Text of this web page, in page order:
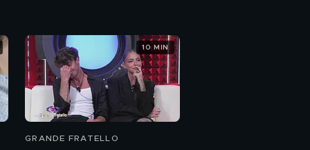
Diego Armando
Maradona Jr e la
separazione dalla
moglie Nunzia
Diego Armando
Maradona Jr: "Sto
conoscendo una
GRANDE FRATELLO
10 MIN